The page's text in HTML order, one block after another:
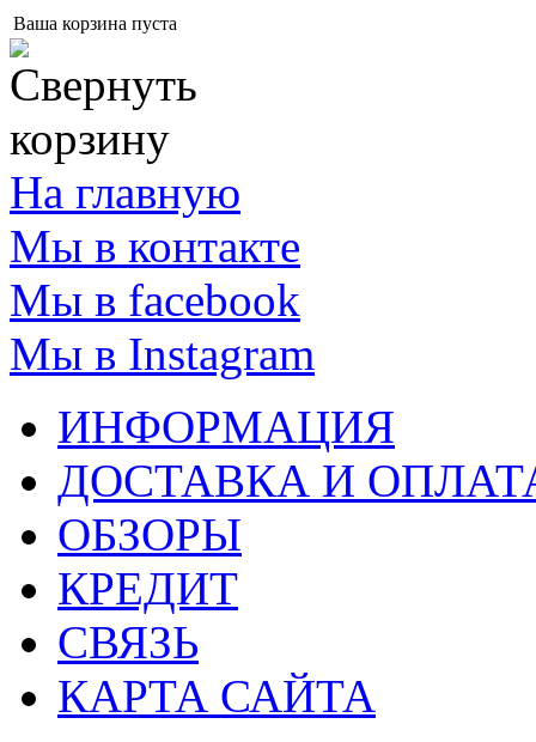
Ваша корзина пуста
На главную
Мы в контакте
Мы в facebook
Мы в Instagram
ИНФОРМАЦИЯ
ДОСТАВКА И
ОБЗОРЫ
КРЕДИТ
СВЯЗЬ
КАРТА САЙТА